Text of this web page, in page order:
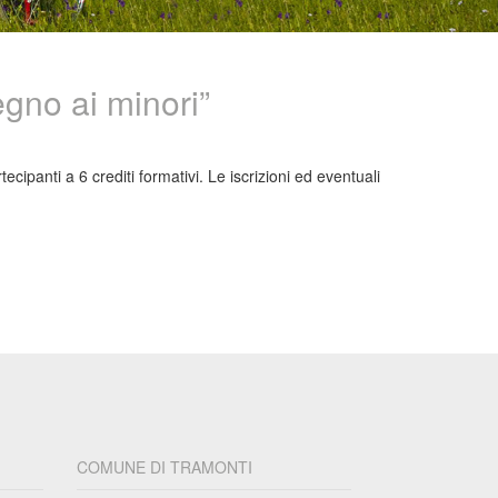
ai minori”
a 6 crediti formativi. Le iscrizioni ed eventuali
COMUNE DI TRAMONTI